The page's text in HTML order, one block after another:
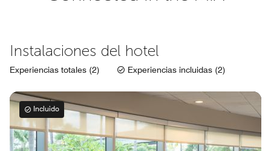
Instalaciones del hotel
Experiencias totales (2) Experiencias incluidas (2)
Incluido